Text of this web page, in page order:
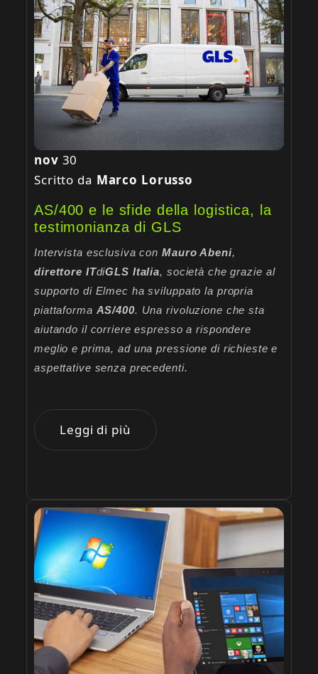
nov 30
Scritto da Marco Lorusso
AS/400 e le sfide della logistica, la
testimonianza di GLS
Intervista esclusiva con Mauro Abeni,
direttore ITdiGLS Italia, società che grazie al
supporto di Elmec ha sviluppato la propria
piattaforma AS/400. Una rivoluzione che sta
aiutando il corriere espresso a rispondere
meglio e prima, ad una pressione di richieste e
aspettative senza precedenti.
Leggi di più